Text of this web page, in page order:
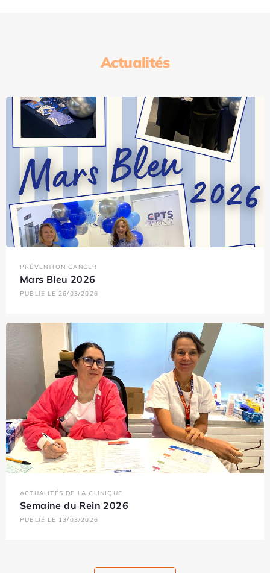
Actualités
PRÉVENTION CANCER
Mars Bleu 2026
PUBLIÉ LE 26/03/2026
ACTUALITÉS DE LA CLINIQUE
Semaine du Rein 2026
PUBLIÉ LE 13/03/2026